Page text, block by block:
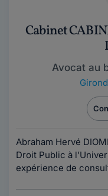
Cabinet
Avocat au
Abraham Hervé
Droit Public à
expérience de